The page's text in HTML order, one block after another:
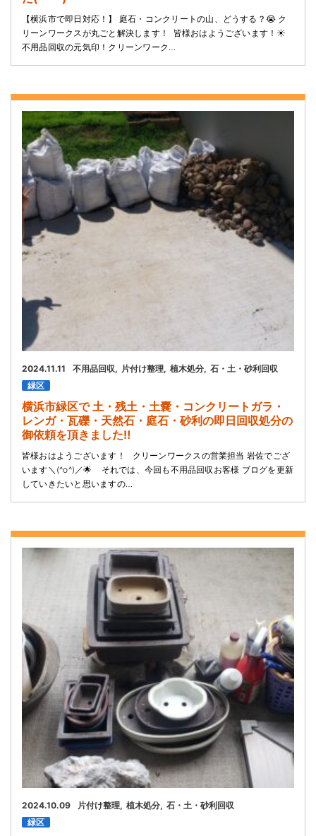
【横浜市で即日対応！】 庭石・コンクリートの山、どうする？😭 ク
リーンワークスが丸ごと解決します！ ​ 皆様おはようございます！☀️
不用品回収の元気印！クリーンワーク…
2024.11.11 不用品回収 片付け整理 植木処分 石・土・砂利回収
緑区
横浜市緑区で 土・残土・土嚢・コンクリートガラ・
レンガ・瓦礫・天然石・庭石・砂利の即日回収処分の
御依頼を頂きました‼️
皆様おはようございます！ クリーンワークスの営業担当 岩佐でござ
います＼(^o^)／🌟 それでは、今回も不用品回収お客様 ブログを更新
していきたいと思いますの…
2024.10.09 片付け整理 植木処分 石・土・砂利回収
緑区